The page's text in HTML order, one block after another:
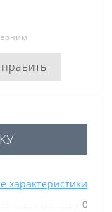
характеристики
0